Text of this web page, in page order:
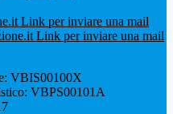
Link per inviare una mail
Link per inviare una mail
VBIS00100X
VBPS00101A